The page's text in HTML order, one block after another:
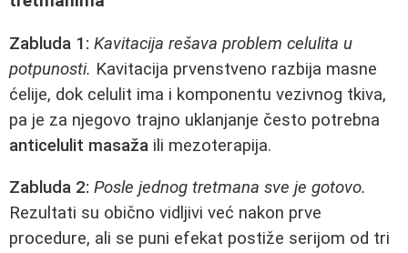
Zabluda 1: Kavitacija rešava problem celulita u
potpunosti. Kavitacija prvenstveno razbija masne
ćelije, dok celulit ima i komponentu vezivnog tkiva,
pa je za njegovo trajno uklanjanje često potrebna
anticelulit masaža ili mezoterapija.
Zabluda 2: Posle jednog tretmana sve je gotovo.
Rezultati su obično vidljivi već nakon prve
procedure, ali se puni efekat postiže serijom od tri